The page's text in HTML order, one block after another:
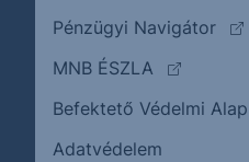
Pénzügyi Navigátor
MNB ÉSZLA
(külső
Befektető Védelmi Alap
Adatvédelem